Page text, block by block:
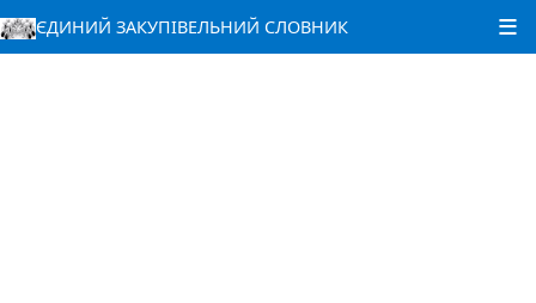
ЄДИНИЙ ЗАКУПІВЕЛЬНИЙ СЛОВНИК